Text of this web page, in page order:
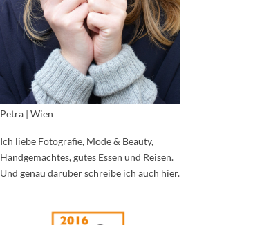
Petra | Wien
Ich liebe Fotografie, Mode & Beauty,
Handgemachtes, gutes Essen und Reisen.
Und genau darüber schreibe ich auch hier.